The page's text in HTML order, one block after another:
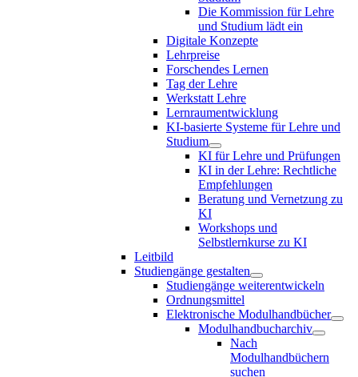
Die Kommission für Lehre
und Studium lädt ein
Digitale Konzepte
Lehrpreise
Forschendes Lernen
Tag der Lehre
Werkstatt Lehre
Lernraumentwicklung
KI-basierte Systeme für Lehre und
Studium
KI für Lehre und Prüfungen
KI in der Lehre: Rechtliche
Empfehlungen
Beratung und Vernetzung zu
KI
Workshops und
Selbstlernkurse zu KI
Leitbild
Studiengänge gestalten
Studiengänge weiterentwickeln
Ordnungsmittel
Elektronische Modulhandbücher
Modulhandbucharchiv
Nach
Modulhandbüchern
suchen